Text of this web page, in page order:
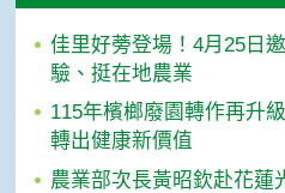
佳里好蒡登場！4月25日
驗、挺在地農業
115年檳榔廢園轉作再升
轉出健康新價值
農業部次長黃昭欽赴花蓮